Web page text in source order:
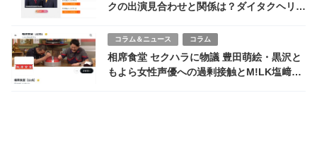
クの出演見合わせと関係は？ダイタクヘリオ
コラム＆ニュース コラム
相席食堂 セクハラに物議 豊田萌絵・黒沢と
もよら女性声優への過剰接触とM!LK塩﨑太